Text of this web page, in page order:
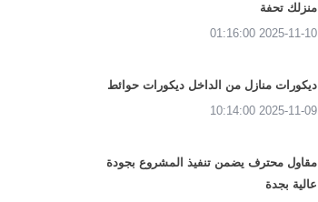
منزلك تحفة
2025-11-10 01:16:00
ديكورات منازل من الداخل ديكورات حوائط
2025-11-09 10:14:00
مقاول محترف يضمن تنفيذ المشروع بجودة
عالية بجدة